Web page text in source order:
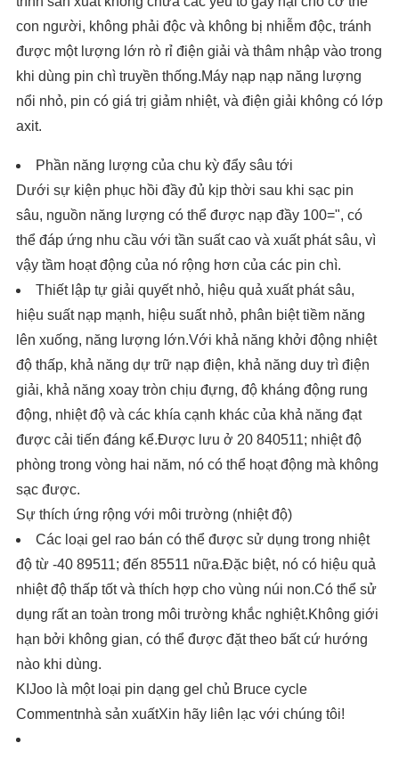
con người, không phải độc và không bị nhiễm độc, tránh
được một lượng lớn rò rỉ điện giải và thâm nhập vào trong
khi dùng pin chì truyền thống.Máy nạp nạp năng lượng
nổi nhỏ, pin có giá trị giảm nhiệt, và điện giải không có lớp
axit.
Phần năng lượng của chu kỳ đẩy sâu tới
Dưới sự kiện phục hồi đầy đủ kịp thời sau khi sạc pin
sâu, nguồn năng lượng có thể được nạp đầy 100=", có
thể đáp ứng nhu cầu với tần suất cao và xuất phát sâu, vì
vậy tầm hoạt động của nó rộng hơn của các pin chì.
Thiết lập tự giải quyết nhỏ, hiệu quả xuất phát sâu,
hiệu suất nạp mạnh, hiệu suất nhỏ, phân biệt tiềm năng
lên xuống, năng lượng lớn.Với khả năng khởi động nhiệt
độ thấp, khả năng dự trữ nạp điện, khả năng duy trì điện
giải, khả năng xoay tròn chịu đựng, độ kháng động rung
động, nhiệt độ và các khía cạnh khác của khả năng đạt
được cải tiến đáng kể.Được lưu ở 20 840511; nhiệt độ
phòng trong vòng hai năm, nó có thể hoạt động mà không
sạc được.
Sự thích ứng rộng với môi trường (nhiệt độ)
Các loại gel rao bán có thể được sử dụng trong nhiệt
độ từ -40 89511; đến 85511 nữa.Đặc biệt, nó có hiệu quả
nhiệt độ thấp tốt và thích hợp cho vùng núi non.Có thể sử
dụng rất an toàn trong môi trường khắc nghiệt.Không giới
hạn bởi không gian, có thể được đặt theo bất cứ hướng
nào khi dùng.
KIJoo là một loại pin dạng gel chủ Bruce cycle
Commentnhà sản xuấtXin hãy liên lạc với chúng tôi!